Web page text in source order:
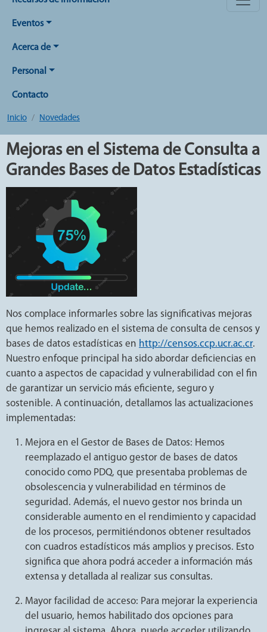
Eventos
Acerca de
Personal
Contacto
Inicio Novedades
Mejoras en el Sistema de Consulta a
Grandes Bases de Datos Estadísticas
Nos complace informarles sobre las significativas mejoras
que hemos realizado en el sistema de consulta de censos y
bases de datos estadísticas en http://censos.ccp.ucr.ac.cr.
Nuestro enfoque principal ha sido abordar deficiencias en
cuanto a aspectos de capacidad y vulnerabilidad con el fin
de garantizar un servicio más eficiente, seguro y
sostenible. A continuación, detallamos las actualizaciones
implementadas:
Mejora en el Gestor de Bases de Datos: Hemos
reemplazado el antiguo gestor de bases de datos
conocido como PDQ, que presentaba problemas de
obsolescencia y vulnerabilidad en términos de
seguridad. Además, el nuevo gestor nos brinda un
considerable aumento en el rendimiento y capacidad
de los procesos, permitiéndonos obtener resultados
con cuadros estadísticos más amplios y precisos. Esto
significa que ahora podrá acceder a información más
extensa y detallada al realizar sus consultas.
Mayor facilidad de acceso: Para mejorar la experiencia
del usuario, hemos habilitado dos opciones para